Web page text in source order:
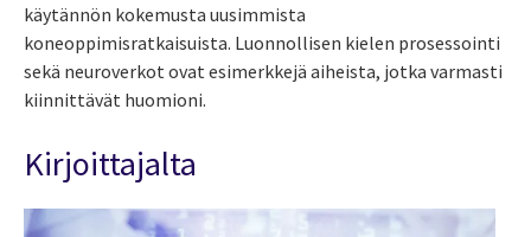
käytännön kokemusta uusimmista
koneoppimisratkaisuista. Luonnollisen kielen prosessointi
sekä neuroverkot ovat esimerkkejä aiheista, jotka varmasti
kiinnittävät huomioni.
Kirjoittajalta